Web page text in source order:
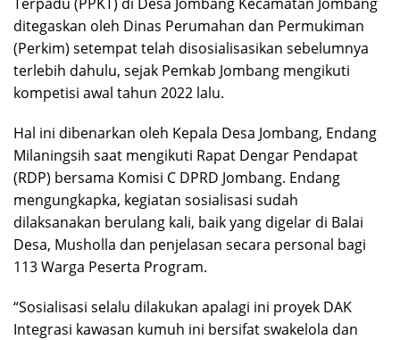
ditegaskan oleh Dinas Perumahan dan Permukiman
(Perkim) setempat telah disosialisasikan sebelumnya
terlebih dahulu, sejak Pemkab Jombang mengikuti
kompetisi awal tahun 2022 lalu.
Hal ini dibenarkan oleh Kepala Desa Jombang, Endang
Milaningsih saat mengikuti Rapat Dengar Pendapat
(RDP) bersama Komisi C DPRD Jombang. Endang
mengungkapka, kegiatan sosialisasi sudah
dilaksanakan berulang kali, baik yang digelar di Balai
Desa, Musholla dan penjelasan secara personal bagi
113 Warga Peserta Program.
“Sosialisasi selalu dilakukan apalagi ini proyek DAK
Integrasi kawasan kumuh ini bersifat swakelola dan